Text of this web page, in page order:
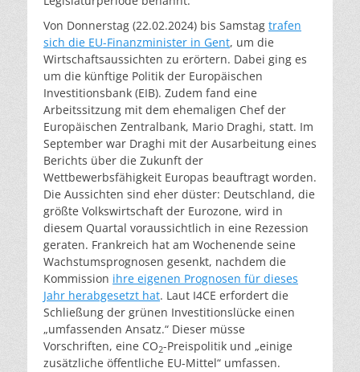
Von Donnerstag (22.02.2024) bis Samstag trafen
sich die EU-Finanzminister in Gent, um die
Wirtschaftsaussichten zu erörtern. Dabei ging es
um die künftige Politik der Europäischen
Investitionsbank (EIB). Zudem fand eine
Arbeitssitzung mit dem ehemaligen Chef der
Europäischen Zentralbank, Mario Draghi, statt. Im
September war Draghi mit der Ausarbeitung eines
Berichts über die Zukunft der
Wettbewerbsfähigkeit Europas beauftragt worden.
Die Aussichten sind eher düster: Deutschland, die
größte Volkswirtschaft der Eurozone, wird in
diesem Quartal voraussichtlich in eine Rezession
geraten. Frankreich hat am Wochenende seine
Wachstumsprognosen gesenkt, nachdem die
Kommission ihre eigenen Prognosen für dieses
Jahr herabgesetzt hat. Laut I4CE erfordert die
Schließung der grünen Investitionslücke einen
„umfassenden Ansatz.“ Dieser müsse
Vorschriften, eine CO2-Preispolitik und „einige
zusätzliche öffentliche EU-Mittel“ umfassen.